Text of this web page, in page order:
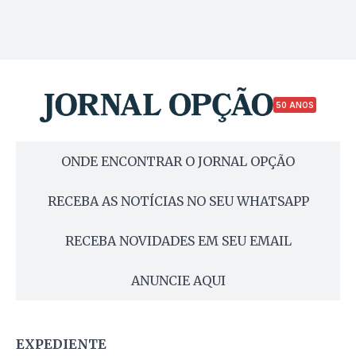
50 ANOS
ONDE ENCONTRAR O JORNAL OPÇÃO
RECEBA AS NOTÍCIAS NO SEU WHATSAPP
RECEBA NOVIDADES EM SEU EMAIL
ANUNCIE AQUI
EXPEDIENTE